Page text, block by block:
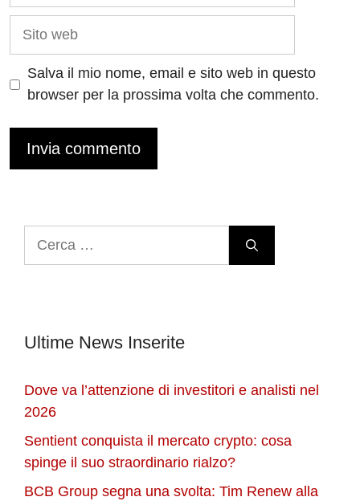
Sito
Salva il mio nome, email e sito web in questo
browser per la prossima volta che commento.
Ultime News Inserite
Dove va l’attenzione di investitori e analisti nel
2026
Sentient conquista il mercato crypto: cosa
spinge il suo straordinario rialzo?
BCB Group segna una svolta: Tim Renew alla